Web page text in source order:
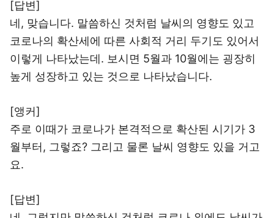
[답변]
네, 맞습니다. 말씀하신 것처럼 날씨의 영향도 있고
코로나의 확산세에 따른 사회적 거리 두기도 있어서
이렇게 나타났는데. 보시면 5월과 10월에는 굉장히
높게 성장하고 있는 것으로 나타났습니다.
[앵커]
주로 이때가 코로나가 본격적으로 확산된 시기가 3
월부터, 그렇죠? 그리고 물론 날씨 영향도 있을 거고
요.
[답변]